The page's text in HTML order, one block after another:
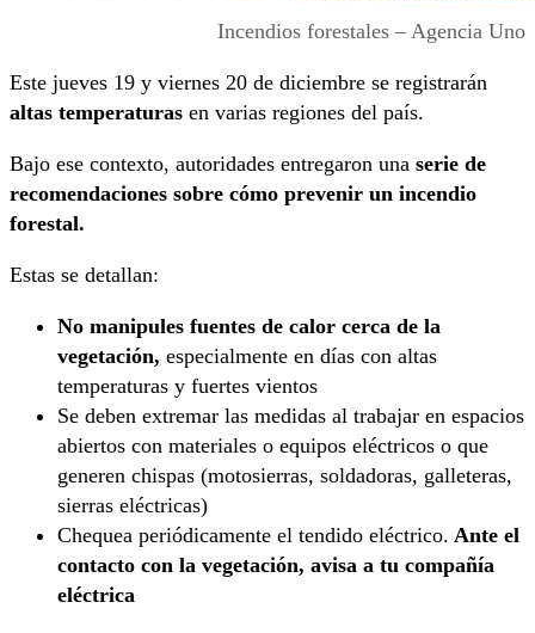
Incendios forestales – Agencia Uno
Este jueves 19 y viernes 20 de diciembre se registrarán
altas temperaturas en varias regiones del país.
Bajo ese contexto, autoridades entregaron una serie de
recomendaciones sobre cómo prevenir un incendio
forestal.
Estas se detallan:
No manipules fuentes de calor cerca de la
vegetación, especialmente en días con altas
temperaturas y fuertes vientos
Se deben extremar las medidas al trabajar en espacios
abiertos con materiales o equipos eléctricos o que
generen chispas (motosierras, soldadoras, galleteras,
sierras eléctricas)
Chequea periódicamente el tendido eléctrico. Ante el
contacto con la vegetación, avisa a tu compañía
eléctrica